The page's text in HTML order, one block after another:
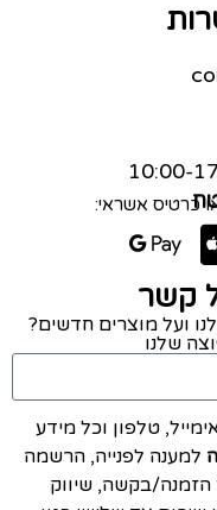
כרטיס אשראי:
קשר
ועל מוצרים חדשים?
שלנו
טלפון וכל מידע
למענה לפנייה, הרשמה
הזמנה/בקשה, שיווק